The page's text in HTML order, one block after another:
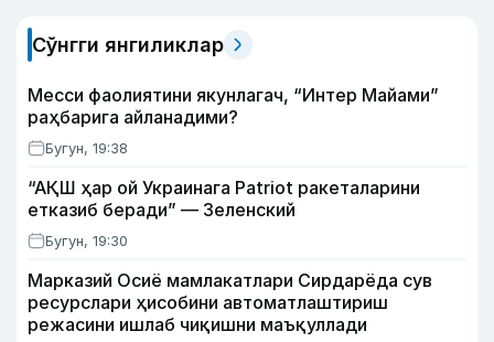
Сўнгги янгиликлар
Месси фаолиятини якунлагач, “Интер Майами”
раҳбарига айланадими?
Бугун, 19:38
“АҚШ ҳар ой Украинага Patriot ракеталарини
етказиб беради” — Зеленский
Бугун, 19:30
Марказий Осиё мамлакатлари Сирдарёда сув
ресурслари ҳисобини автоматлаштириш
режасини ишлаб чиқишни маъқуллади